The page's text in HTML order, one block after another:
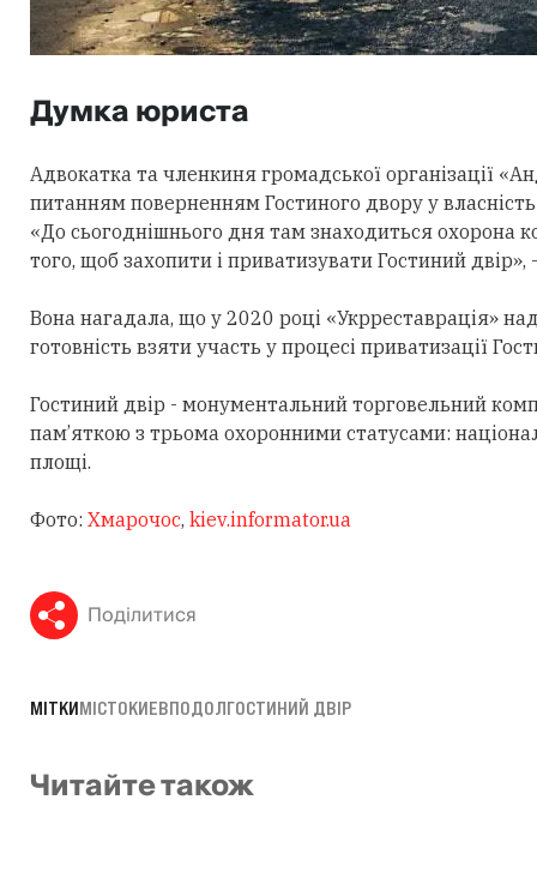
Думка юриста
Адвокатка та членкиня громадської організації
питанням поверненням Гостиного двору у
«До сьогоднішнього дня там знаходиться охорона
того, щоб захопити і приватизувати Гостиний двір»,
Вона нагадала, що у 2020 році «Укрреставрація»
готовність взяти участь у процесі приватизації
Гостиний двір - монументальний торговельний
пам’яткою з трьома охоронними статусами:
площі.
Фото: Хмарочос, kiev.informator.ua
Поділитися
МІТКИМІСТОКИЕВПОДОЛГОСТИНИЙ ДВІР
Читайте також